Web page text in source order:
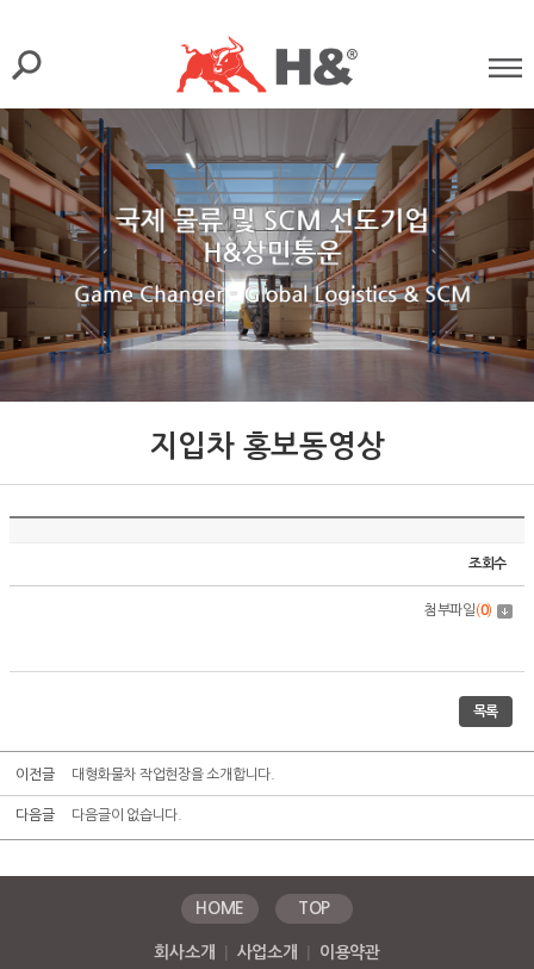
지입차 홍보동영상
조회수
첨부파일(0)
목록
이전글 대형화물차 작업현장을 소개합니다.
다음글 다음글이 없습니다.
HOME TOP
회사소개 사업소개
이용약관